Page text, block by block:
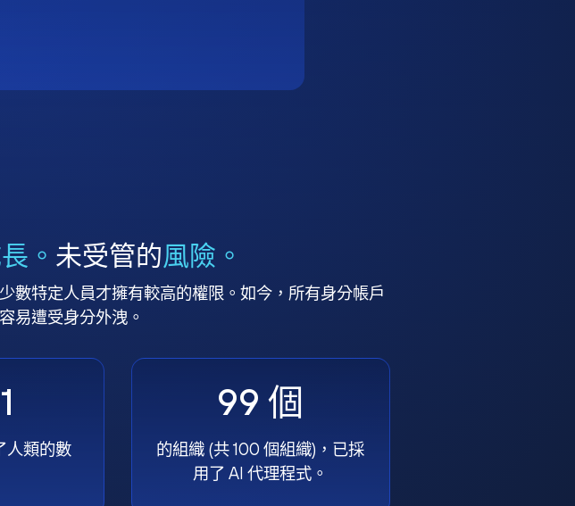
。 未受管的風險。
數特定人員才擁有較高的權限。如今，所有身分帳戶
易遭受身分外洩。
人類的數
99 個
的組織 (共 100 個組織)，已採
用了 AI 代理程式。